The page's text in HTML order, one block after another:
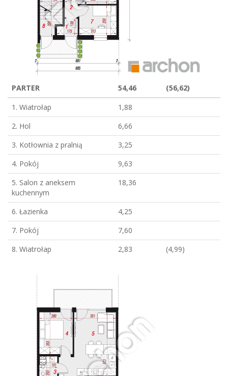
PARTER 54,46
(56,62)
1. Wiatrołap
1,88
2. Hol
6,66
3. Kotłownia z pralnią
3,25
4. Pokój
9,63
5. Salon z aneksem
kuchennym
18,36
6. Łazienka
4,25
7. Pokój
7,60
8. Wiatrołap
2,83 (4,99)